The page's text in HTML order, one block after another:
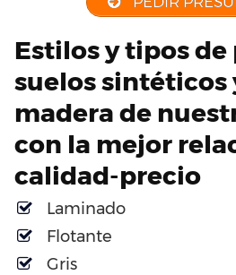
Estilos y tipos
suelos sintéticos
madera de
con la mejor
calidad-precio
Laminado
Flotante
Gris